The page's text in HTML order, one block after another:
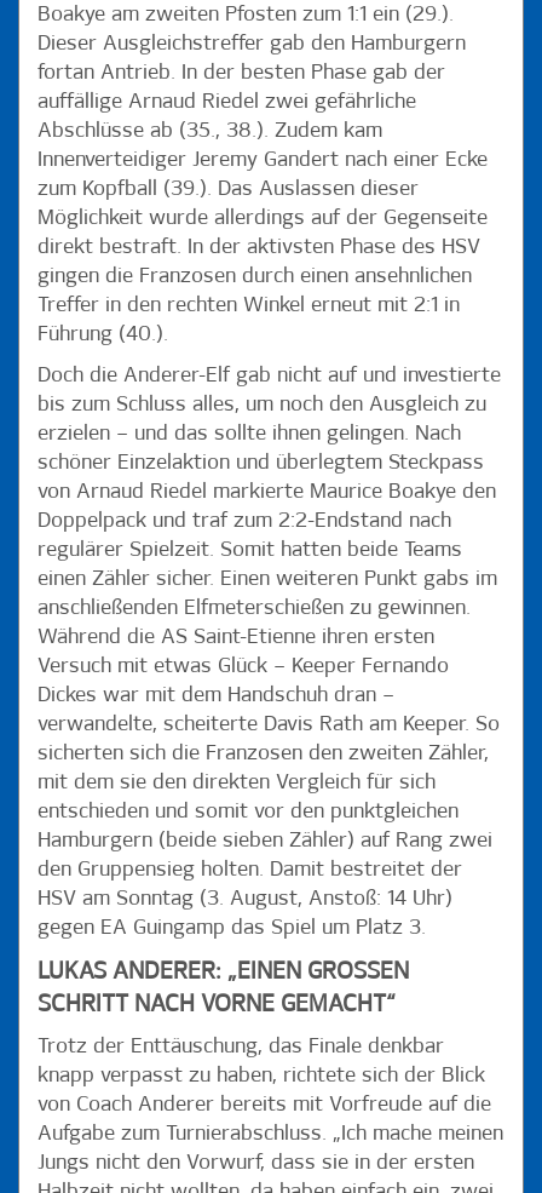
Boakye am zweiten Pfosten zum 1:1 ein (29.).
Dieser Ausgleichstreffer gab den Hamburgern
fortan Antrieb. In der besten Phase gab der
auffällige Arnaud Riedel zwei gefährliche
Abschlüsse ab (35., 38.). Zudem kam
Innenverteidiger Jeremy Gandert nach einer Ecke
zum Kopfball (39.). Das Auslassen dieser
Möglichkeit wurde allerdings auf der Gegenseite
direkt bestraft. In der aktivsten Phase des HSV
gingen die Franzosen durch einen ansehnlichen
Treffer in den rechten Winkel erneut mit 2:1 in
Führung (40.).
Doch die Anderer-Elf gab nicht auf und investierte
bis zum Schluss alles, um noch den Ausgleich zu
erzielen – und das sollte ihnen gelingen. Nach
schöner Einzelaktion und überlegtem Steckpass
von Arnaud Riedel markierte Maurice Boakye den
Doppelpack und traf zum 2:2-Endstand nach
regulärer Spielzeit. Somit hatten beide Teams
einen Zähler sicher. Einen weiteren Punkt gabs im
anschließenden Elfmeterschießen zu gewinnen.
Während die AS Saint-Etienne ihren ersten
Versuch mit etwas Glück – Keeper Fernando
Dickes war mit dem Handschuh dran –
verwandelte, scheiterte Davis Rath am Keeper. So
sicherten sich die Franzosen den zweiten Zähler,
mit dem sie den direkten Vergleich für sich
entschieden und somit vor den punktgleichen
Hamburgern (beide sieben Zähler) auf Rang zwei
den Gruppensieg holten. Damit bestreitet der
HSV am Sonntag (3. August, Anstoß: 14 Uhr)
gegen EA Guingamp das Spiel um Platz 3.
LUKAS ANDERER: „EINEN GROSSEN S
CHRITT NACH VORNE GEMACHT“
Trotz der Enttäuschung, das Finale denkbar
knapp verpasst zu haben, richtete sich der Blick
von Coach Anderer bereits mit Vorfreude auf die
Aufgabe zum Turnierabschluss. „Ich mache meinen
Jungs nicht den Vorwurf, dass sie in der ersten